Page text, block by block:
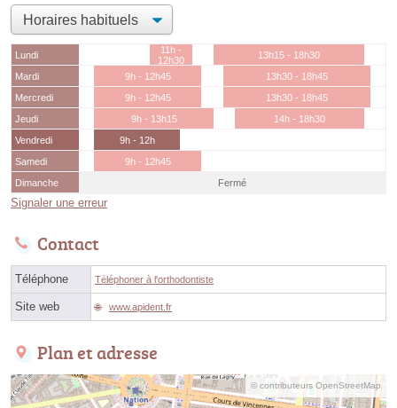
Lundi
11h -
12h30
13h15 - 18h30
Mardi
9h - 12h45
13h30 - 18h45
Mercredi
9h - 12h45
13h30 - 18h45
Jeudi
9h - 13h15
14h - 18h30
Vendredi
9h - 12h
Samedi
9h - 12h45
Dimanche
Fermé
Signaler une erreur
Contact
Téléphone Téléphoner à l'orthodontiste
Site web www.apident.fr
Plan et adresse
© contributeurs OpenStreetMap